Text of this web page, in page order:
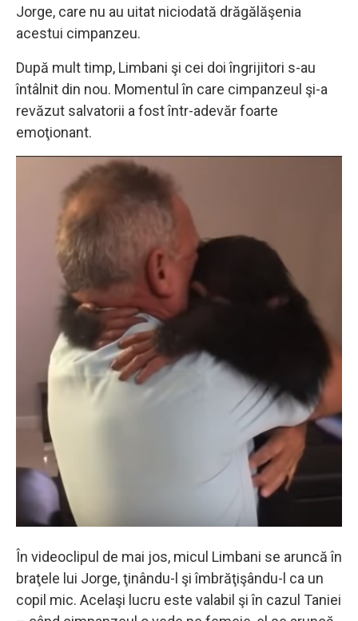
Jorge, care nu au uitat niciodată drăgălăşenia
acestui cimpanzeu.
După mult timp, Limbani şi cei doi îngrijitori s-au
întâlnit din nou. Momentul în care cimpanzeul şi-a
revăzut salvatorii a fost într-adevăr foarte
emoţionant.
În videoclipul de mai jos, micul Limbani se aruncă în
braţele lui Jorge, ţinându-l şi îmbrăţişându-l ca un
copil mic. Acelaşi lucru este valabil şi în cazul Taniei